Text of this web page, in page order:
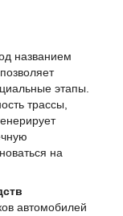
названием
этапы.
трассы,
на
автомобилей